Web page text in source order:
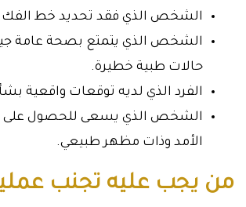
الشخص الذي فقد تحديد خط
الشخص الذي يتمتع بصحة عامة
حالات طبية خطيرة.
الفرد الذي لديه توقعات واقعية
الشخص الذي يسعى للحصول على
الأمد وذات مظهر طبيعي.
من يجب عليه تجنب